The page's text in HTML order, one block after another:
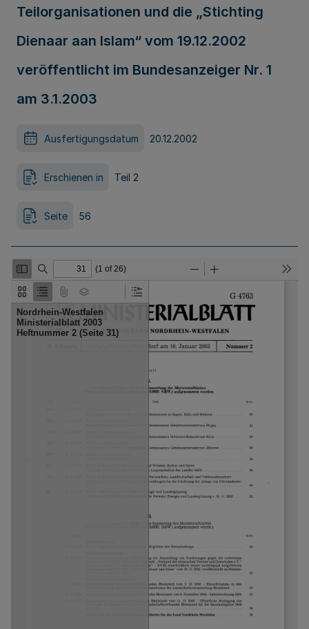
Teilorganisationen und die „Stichting
Dienaar aan Islam“ vom 19.12.2002
veröffentlicht im Bundesanzeiger Nr. 1
am 3.1.2003
Ausfertigungsdatum 20.12.2002
Erschienen in Teil 2
Seite 56